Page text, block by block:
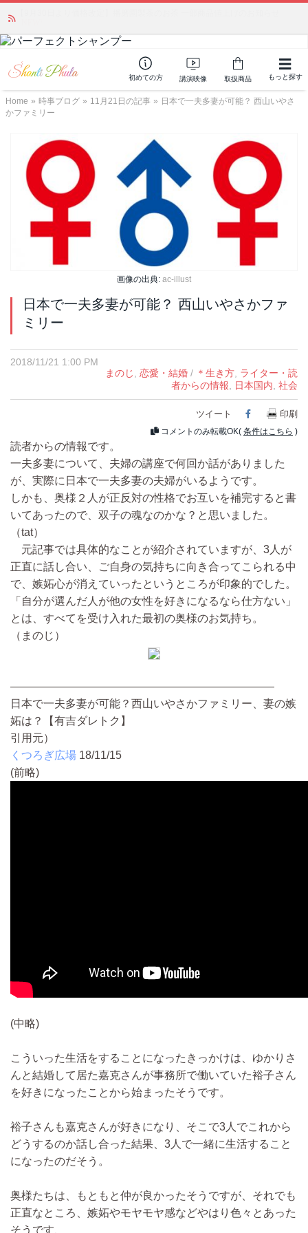
初めての方 講演映像 取扱商品 もっと探す
Home » 時事ブログ » 11月21日の記事 » 日本で一夫多妻が可能？ 西山いやさ
かファミリー
画像の出典: ac-illust
日本で一夫多妻が可能？ 西山いやさかファ
ミリー
2018/11/21 1:00 PM
まのじ, 恋愛・結婚 / ＊生き方, ライター・読
者からの情報, 日本国内, 社会
ツイート Facebook
印刷
コメントのみ転載OK( 条件はこちら )
読者からの情報です。
一夫多妻について、夫婦の講座で何回か話がありました
が、実際に日本で一夫多妻の夫婦がいるようです。
しかも、奥様２人が正反対の性格でお互いを補完すると書
いてあったので、双子の魂なのかな？と思いました。
（tat）
元記事では具体的なことが紹介されていますが、3人が
正直に話し合い、ご自身の気持ちに向き合ってこられる中
で、嫉妬心が消えていったというところが印象的でした。
「自分が選んだ人が他の女性を好きになるなら仕方ない」
とは、すべてを受け入れた最初の奥様のお気持ち。
（まのじ）
————————————————————————
日本で一夫多妻が可能？西山いやさかファミリー、妻の嫉
妬は？【有吉ダレトク】
引用元）
くつろぎ広場 18/11/15
(前略)
(中略)
こういった生活をすることになったきっかけは、ゆかりさ
んと結婚して居た嘉克さんが事務所で働いていた裕子さん
を好きになったことから始まったそうです。
裕子さんも嘉克さんが好きになり、そこで3人でこれから
どうするのか話し合った結果、3人で一緒に生活すること
になったのだそう。
奥様たちは、もともと仲が良かったそうですが、それでも
正直なところ、嫉妬やモヤモヤ感などやはり色々とあった
そうです、